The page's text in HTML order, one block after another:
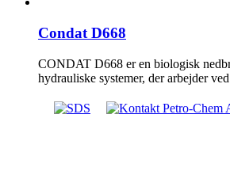
Condat D668
CONDAT D668 er en biologisk
hydrauliske systemer, der arbejder